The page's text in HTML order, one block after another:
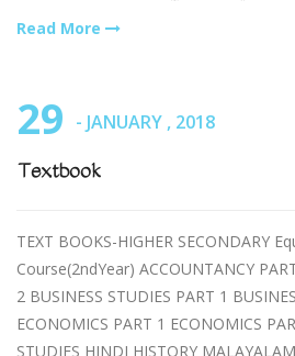
Read More
29 - JANUARY , 2018
Textbook
TEXT BOOKS-HIGHER SECONDARY
Course(2ndYear) ACCOUNTANCY
2 BUSINESS STUDIES PART 1
ECONOMICS PART 1 ECONOMICS
STUDIES HINDI HISTORY